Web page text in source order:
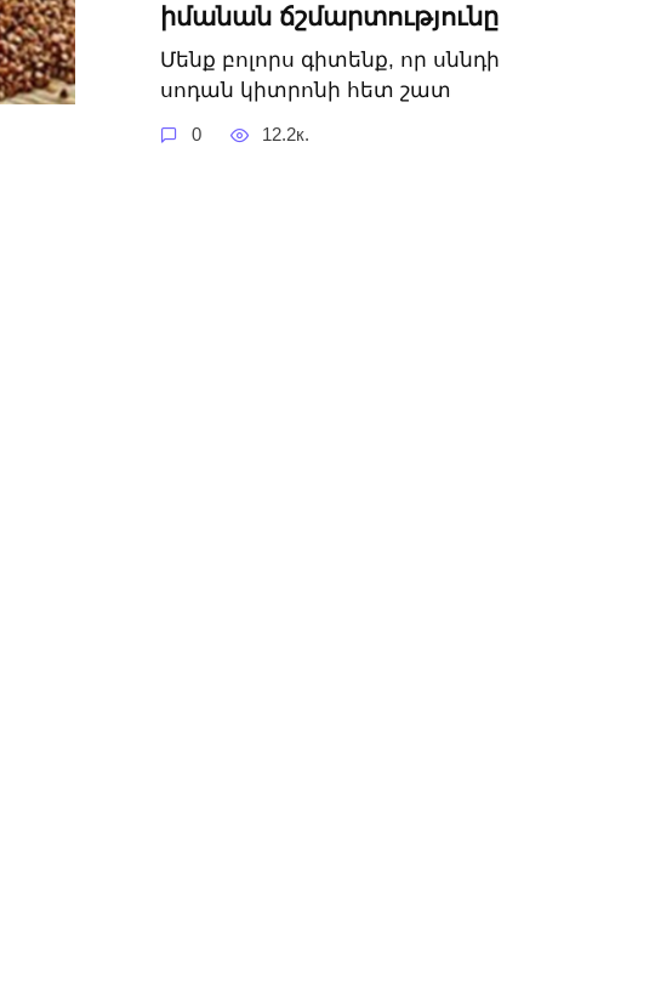
իմանան ճշմարտությունը
Մենք բոլորս գիտենք, որ սննդի
սոդան կիտրոնի հետ շատ
0 12.2к.